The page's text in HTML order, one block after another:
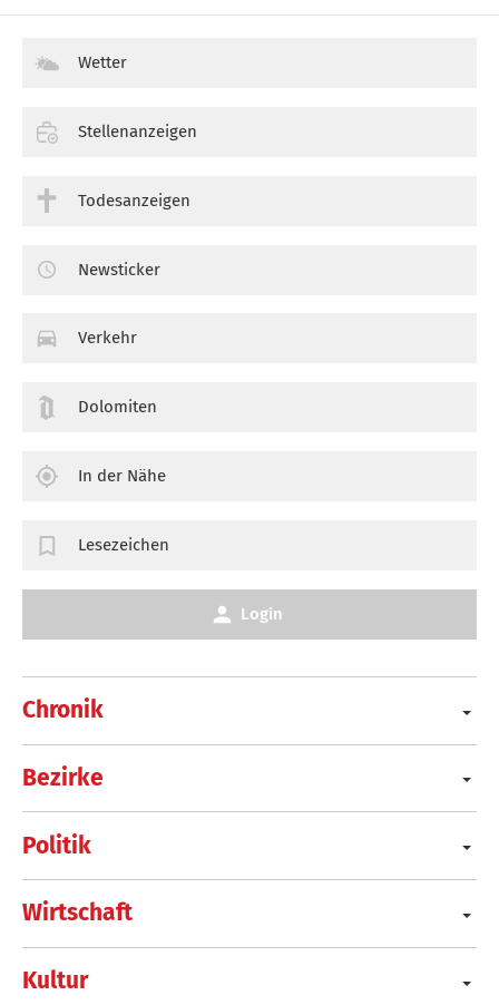
Chronik
Bezirke
Politik
Wirtschaft
Kultur
Wetter
Stellenanzeigen
Todesanzeigen
Newsticker
Verkehr
Dolomiten
In der Nähe
Lesezeichen
Login